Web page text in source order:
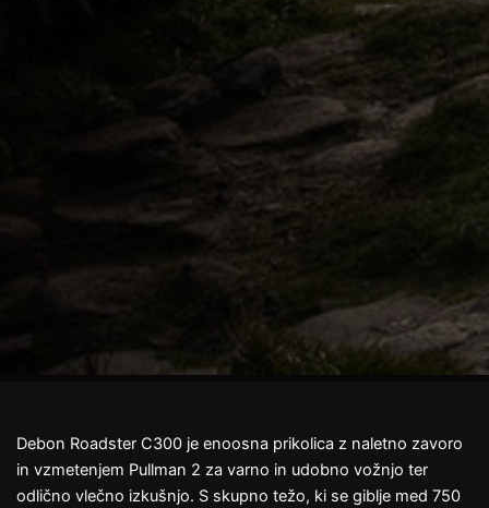
Debon Roadster C300 je enoosna prikolica z naletno zavoro
in vzmetenjem Pullman 2 za varno in udobno vožnjo ter
odlično vlečno izkušnjo. S skupno težo, ki se giblje med 750